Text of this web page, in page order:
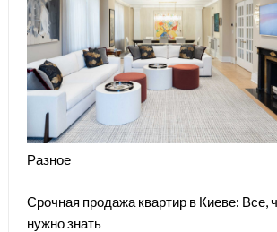
Разное
Срочная продажа квартир в Киеве: Все,
нужно знать